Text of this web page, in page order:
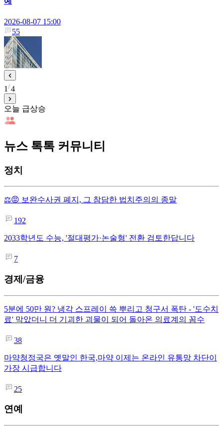
2026-08-07 15:00
55
1 4
오늘 급상승
뉴스 톡톡 커뮤니티
정치
⚖️😡 보완수사권 폐지, 그 참담한 법치주의의 종말
192
2033학년도 수능, '절대평가·논술형' 전환 검토한답니다
7
경제/금융
5분에 50만 원? 냉각 스프레이 쓱 뿌리고 청구서 폭탄 - '도수치
료' 막았더니 더 기괴한 괴물이 되어 돌아온 의료계의 꼼수
38
마약청정국은 옛말인 한국,마약 이제는 온라인 유통망 차단이
가장 시급합니다
25
연예